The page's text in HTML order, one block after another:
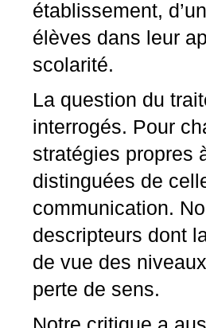
établissement,
élèves dans leur
scolarité.
La question du
interrogés. Pour
stratégies propres
distinguées de
communication.
descripteurs dont
de vue des
perte de sens.